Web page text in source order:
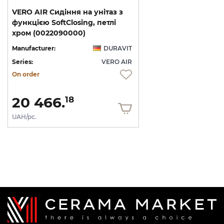
VERO AIR Сидіння на унітаз з
функцією SoftClosing, петлі
хром (0022090000)
Manufacturer:
DURAVIT
Series:
VERO AIR
On order
20 466.18
UAH/pc.